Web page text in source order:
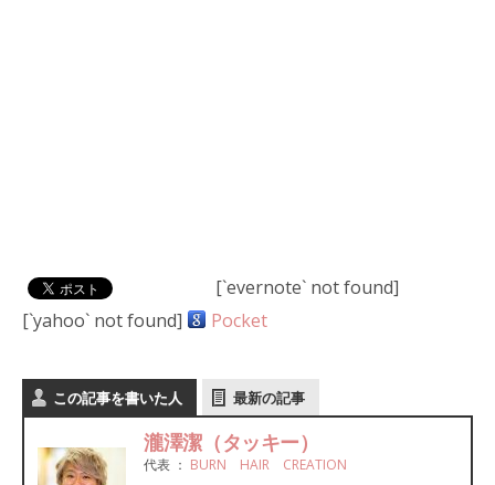
[`evernote` not found]
[`yahoo` not found]
Pocket
この記事を書いた人 最新の記事
瀧澤潔（タッキー）
代表 ： BURN HAIR CREATION